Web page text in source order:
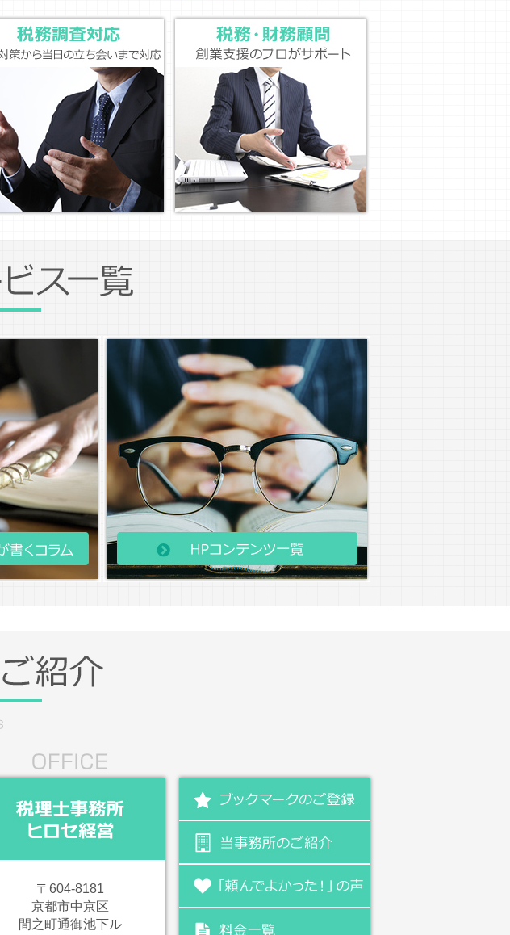
〒604-8181
京都市中京区
間之町通御池下ル